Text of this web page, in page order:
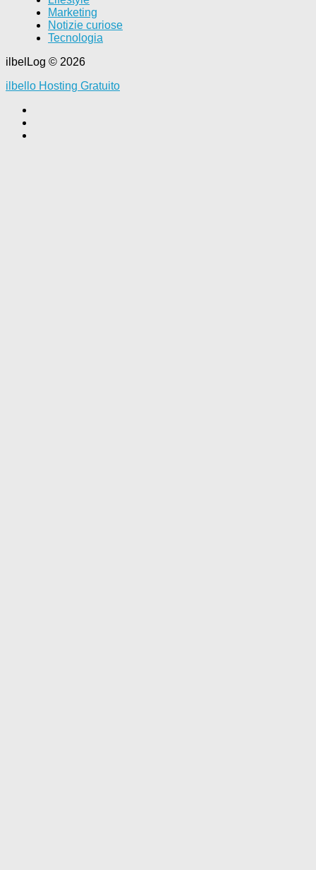
Marketing
Notizie curiose
Tecnologia
ilbelLog © 2026
ilbello Hosting Gratuito